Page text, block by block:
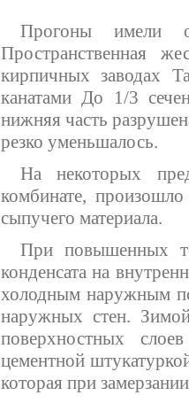
Прогоны имели
Пространственная
кирпичных заводах
канатами До 1/3
нижняя часть
резко уменьшалось.
На некоторых
комбинате,
сыпучего материала.
При повышенных
конденсата на
холодным наружным
наружных стен. Зимой
поверхностных
цементной
которая при